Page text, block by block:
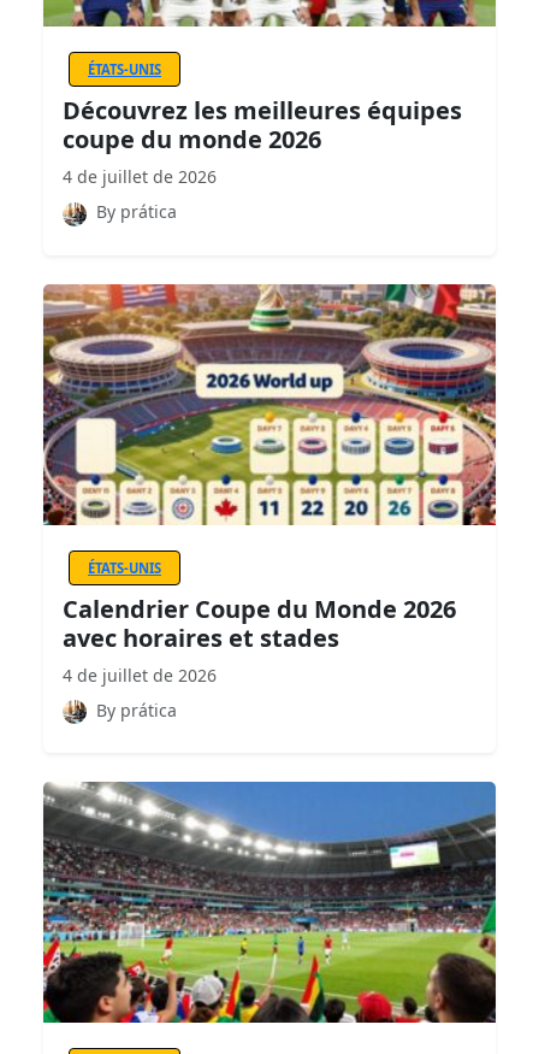
ÉTATS-UNIS
Découvrez les meilleures équipes
coupe du monde 2026
4 de juillet de 2026
By prática
ÉTATS-UNIS
Calendrier Coupe du Monde 2026
avec horaires et stades
4 de juillet de 2026
By prática